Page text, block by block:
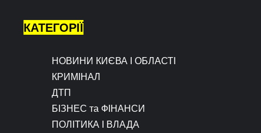
КАТЕГОРІЇ
НОВИНИ КИЄВА І ОБЛАСТІ
КРИМІНАЛ
ДТП
БІЗНЕС та ФІНАНСИ
ПОЛІТИКА І ВЛАДА